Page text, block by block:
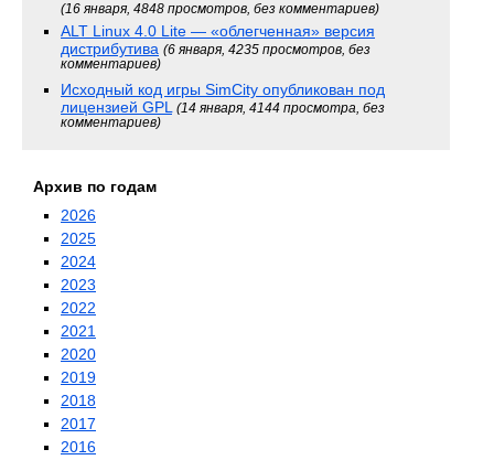
(16 января, 4848 просмотров, без комментариев)
ALT Linux 4.0 Lite — «облегченная» версия
дистрибутива (6 января, 4235 просмотров, без
комментариев)
Исходный код игры SimCity опубликован под
лицензией GPL
(14 января, 4144 просмотра, без
комментариев)
Архив по годам
2026
2025
2024
2023
2022
2021
2020
2019
2018
2017
2016